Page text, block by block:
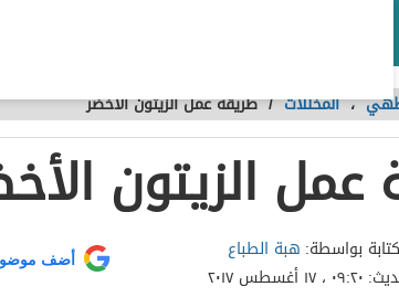
،المخللات /طريقة عمل الزيتون الأخضر
الزيتون
بواسطة: هبة الطباع
٠٩:٢٠ ، ١٧ أغسطس ٢٠١٧
أضف